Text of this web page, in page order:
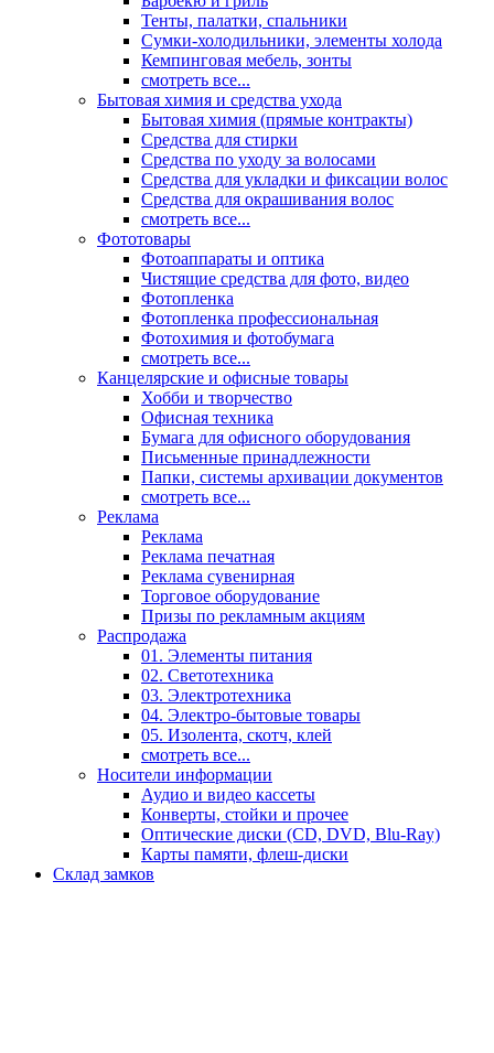
Тенты, палатки, спальники
Сумки-холодильники, элементы холода
Кемпинговая мебель, зонты
смотреть все...
Бытовая химия и средства ухода
Бытовая химия (прямые контракты)
Средства для стирки
Средства по уходу за волосами
Средства для укладки и фиксации волос
Средства для окрашивания волос
смотреть все...
Фототовары
Фотоаппараты и оптика
Чистящие средства для фото, видео
Фотопленка
Фотопленка профессиональная
Фотохимия и фотобумага
смотреть все...
Канцелярские и офисные товары
Хобби и творчество
Офисная техника
Бумага для офисного оборудования
Письменные принадлежности
Папки, системы архивации документов
смотреть все...
Реклама
Реклама
Реклама печатная
Реклама сувенирная
Торговое оборудование
Призы по рекламным акциям
Распродажа
01. Элементы питания
02. Светотехника
03. Электротехника
04. Электро-бытовые товары
05. Изолента, скотч, клей
смотреть все...
Носители информации
Аудио и видео кассеты
Конверты, стойки и прочее
Оптические диски (CD, DVD, Blu-Ray)
Карты памяти, флеш-диски
Склад замков